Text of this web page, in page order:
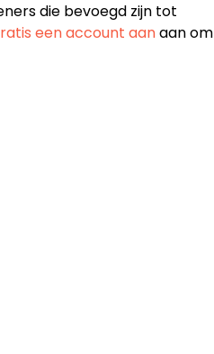
die bevoegd zijn tot
een account aanaan om